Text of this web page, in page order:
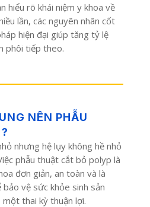
hiểu rõ khái niệm y khoa về
lần, các nguyên nhân cốt
hiện đại giúp tăng tỷ lệ
phôi tiếp theo.
NÊN PHẪU
nhưng hệ lụy không hề nhỏ
phẫu thuật cắt bỏ polyp là
đơn giản, an toàn và là
vệ sức khỏe sinh sản
thai kỳ thuận lợi.